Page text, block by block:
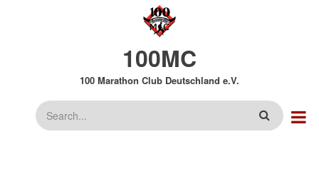
100MC
100 Marathon Club Deutschland e.V.
Suche